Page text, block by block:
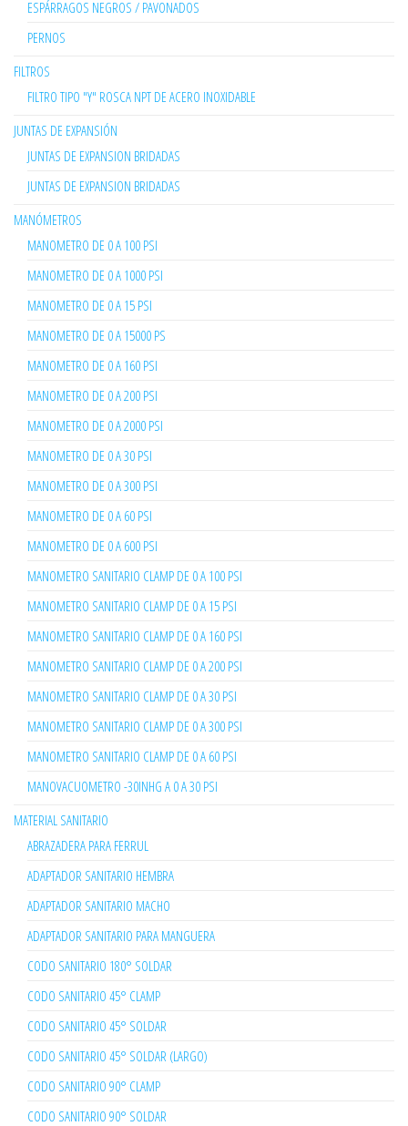
ESPÁRRAGOS NEGROS / PAVONADOS
PERNOS
FILTROS
FILTRO TIPO "Y" ROSCA NPT DE ACERO INOXIDABLE
JUNTAS DE EXPANSIÓN
JUNTAS DE EXPANSION BRIDADAS
JUNTAS DE EXPANSION BRIDADAS
MANÓMETROS
MANOMETRO DE 0 A 100 PSI
MANOMETRO DE 0 A 1000 PSI
MANOMETRO DE 0 A 15 PSI
MANOMETRO DE 0 A 15000 PS
MANOMETRO DE 0 A 160 PSI
MANOMETRO DE 0 A 200 PSI
MANOMETRO DE 0 A 2000 PSI
MANOMETRO DE 0 A 30 PSI
MANOMETRO DE 0 A 300 PSI
MANOMETRO DE 0 A 60 PSI
MANOMETRO DE 0 A 600 PSI
MANOMETRO SANITARIO CLAMP DE 0 A 100 PSI
MANOMETRO SANITARIO CLAMP DE 0 A 15 PSI
MANOMETRO SANITARIO CLAMP DE 0 A 160 PSI
MANOMETRO SANITARIO CLAMP DE 0 A 200 PSI
MANOMETRO SANITARIO CLAMP DE 0 A 30 PSI
MANOMETRO SANITARIO CLAMP DE 0 A 300 PSI
MANOMETRO SANITARIO CLAMP DE 0 A 60 PSI
MANOVACUOMETRO -30INHG A 0 A 30 PSI
MATERIAL SANITARIO
ABRAZADERA PARA FERRUL
ADAPTADOR SANITARIO HEMBRA
ADAPTADOR SANITARIO MACHO
ADAPTADOR SANITARIO PARA MANGUERA
CODO SANITARIO 180° SOLDAR
CODO SANITARIO 45° CLAMP
CODO SANITARIO 45° SOLDAR
CODO SANITARIO 45° SOLDAR (LARGO)
CODO SANITARIO 90° CLAMP
CODO SANITARIO 90° SOLDAR